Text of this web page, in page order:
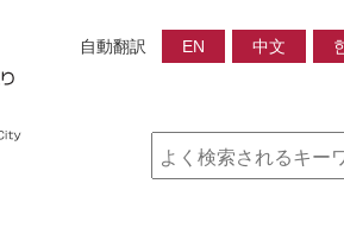
自動翻訳 EN 中文